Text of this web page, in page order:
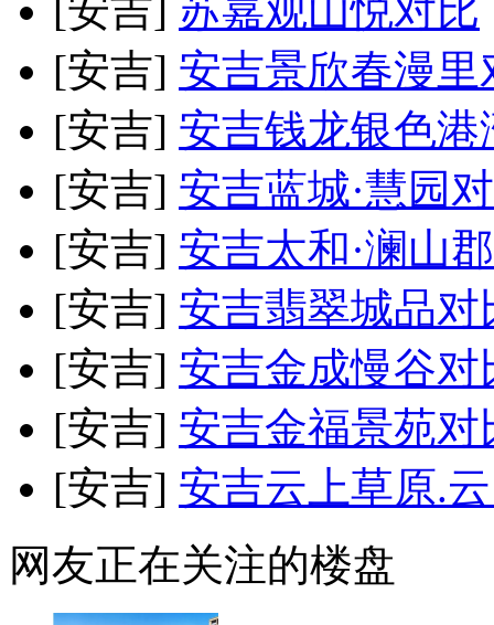
[安吉] 苏嘉观山悦对比
[安吉] 安吉景欣春漫里
[安吉] 安吉钱龙银色港
[安吉] 安吉蓝城·慧园
[安吉] 安吉太和·澜山郡
[安吉] 安吉翡翠城品对
[安吉] 安吉金成慢谷对
[安吉] 安吉金福景苑对
[安吉] 安吉云上草原.
网友正在关注的楼盘